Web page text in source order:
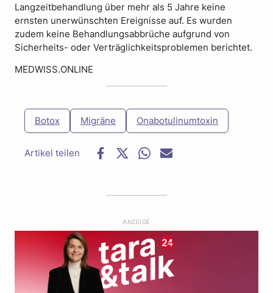
Langzeitbehandlung über mehr als 5 Jahre keine
ernsten unerwünschten Ereignisse auf. Es wurden
zudem keine Behandlungsabbrüche aufgrund von
Sicherheits- oder Verträglichkeitsproblemen berichtet.
MEDWISS.ONLINE
Botox Migräne Onabotulinumtoxin
o
T
w
r
W
p
p
ANZEIGE